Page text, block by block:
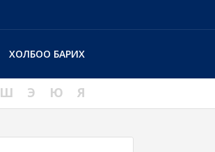
ХОЛБОО БАРИХ
Ш Э Ю Я